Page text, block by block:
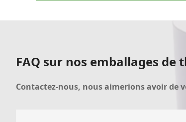
FAQ sur nos emballages de
Contactez-nous, nous aimerions avoir de